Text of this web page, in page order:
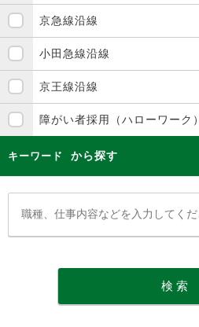
京急線沿線
小田急線沿線
京王線沿線
障がい者採用（ハローワーク）
キーワード から探す